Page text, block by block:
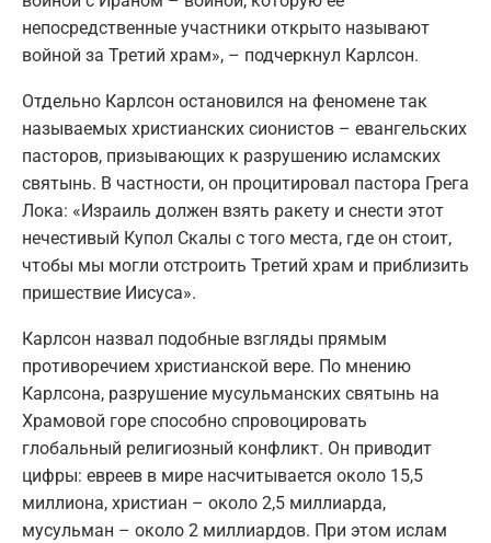
непосредственные участники открыто называют
войной за Третий храм», – подчеркнул Карлсон.
Отдельно Карлсон остановился на феномене так
называемых христианских сионистов – евангельских
пасторов, призывающих к разрушению исламских
святынь. В частности, он процитировал пастора Грега
Лока: «Израиль должен взять ракету и снести этот
нечестивый Купол Скалы с того места, где он стоит,
чтобы мы могли отстроить Третий храм и приблизить
пришествие Иисуса».
Карлсон назвал подобные взгляды прямым
противоречием христианской вере. По мнению
Карлсона, разрушение мусульманских святынь на
Храмовой горе способно спровоцировать
глобальный религиозный конфликт. Он приводит
цифры: евреев в мире насчитывается около 15,5
миллиона, христиан – около 2,5 миллиарда,
мусульман – около 2 миллиардов. При этом ислам